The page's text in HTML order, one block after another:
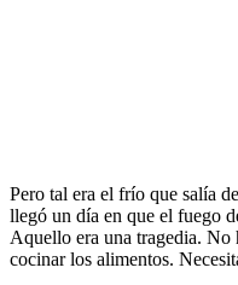
Pero tal era el frío que salía
llegó un día en que el fuego
Aquello era una tragedia. No
cocinar los alimentos.